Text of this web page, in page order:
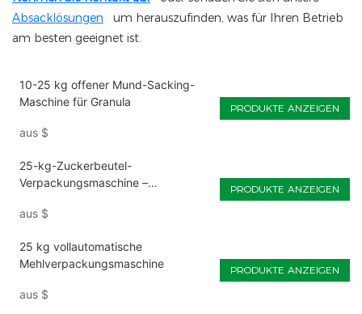
Absacklösungen
um herauszufinden, was für Ihren Betrieb
am besten geeignet ist.
10-25 kg offener Mund-Sacking-
Maschine für Granula
aus $
PRODUKTE ANZEIGEN
25-kg-Zuckerbeutel-
Verpackungsmaschine –
aus $
PRODUKTE ANZEIGEN
25 kg vollautomatische
Mehlverpackungsmaschine
aus $
PRODUKTE ANZEIGEN